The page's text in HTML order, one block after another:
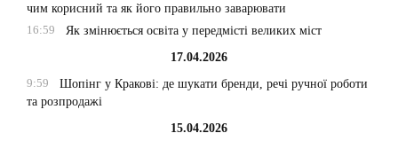
чим корисний та як його правильно заварювати
16:59
Як змінюється освіта у передмісті великих міст
17.04.2026
9:59
Шопінг у Кракові: де шукати бренди, речі ручної роботи
та розпродажі
15.04.2026